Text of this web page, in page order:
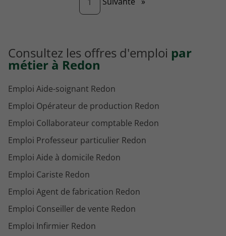
Consultez les offres d'emploi par
métier à Redon
Emploi Aide-soignant Redon
Emploi Opérateur de production Redon
Emploi Collaborateur comptable Redon
Emploi Professeur particulier Redon
Emploi Aide à domicile Redon
Emploi Cariste Redon
Emploi Agent de fabrication Redon
Emploi Conseiller de vente Redon
Emploi Infirmier Redon